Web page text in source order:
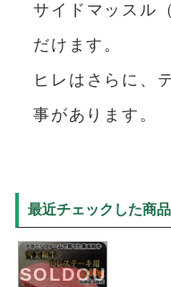
サイドマッスル
だけます。
ヒレはさらに、
事があります。
最近チェックした商品
SOLDOU